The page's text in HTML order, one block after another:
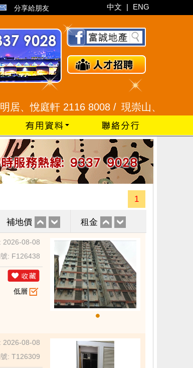
分享給朋友 中文 | ENG
庭軒 2116 8008 /現崇山、譽港灣 2345
1
補地價 租金
2026-08-08
: F126438
低層
2026-08-08
: T126309